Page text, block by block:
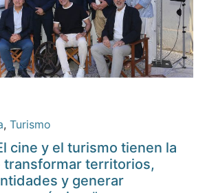
, Turismo
cine y el turismo tienen la
transformar territorios,
y generar